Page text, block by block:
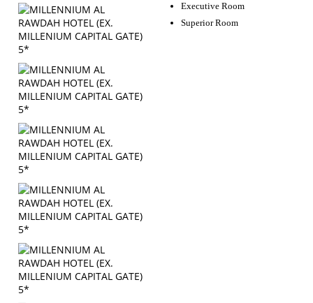
Executive Room
Superior Room